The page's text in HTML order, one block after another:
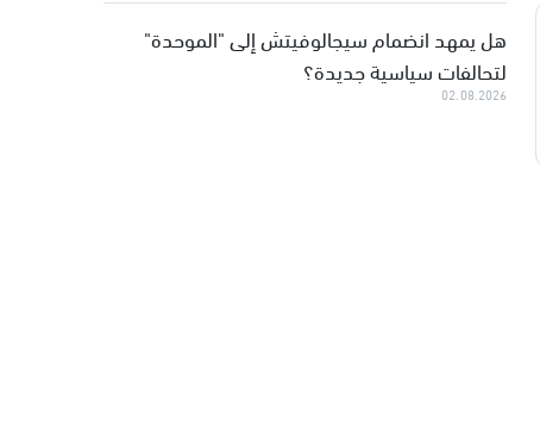
هل يمهد انضمام سيجالوفيتش إلى "الموحدة"
لتحالفات سياسية جديدة؟
02.08.2026